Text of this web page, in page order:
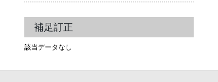
補足訂正
該当データなし